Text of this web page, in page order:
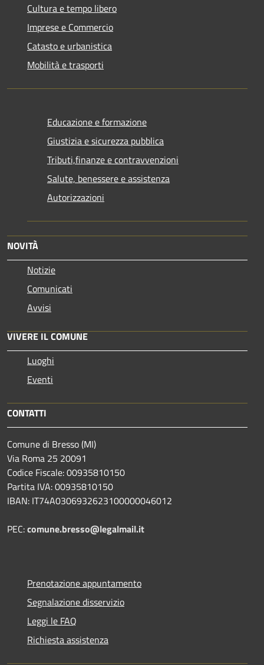
Cultura e tempo libero
Imprese e Commercio
Catasto e urbanistica
Mobilità e trasporti
Educazione e formazione
Giustizia e sicurezza pubblica
Tributi,finanze e contravvenzioni
Salute, benessere e assistenza
Autorizzazioni
NOVITÀ
Notizie
Comunicati
Avvisi
VIVERE IL COMUNE
Luoghi
Eventi
CONTATTI
Comune di Bresso (MI)
Via Roma 25 20091
Codice Fiscale: 00935810150
Partita IVA: 00935810150
IBAN: IT74A0306932623100000046012
PEC:comune.bresso@legalmail.it
Prenotazione appuntamento
Segnalazione disservizio
Leggi le FAQ
Richiesta assistenza